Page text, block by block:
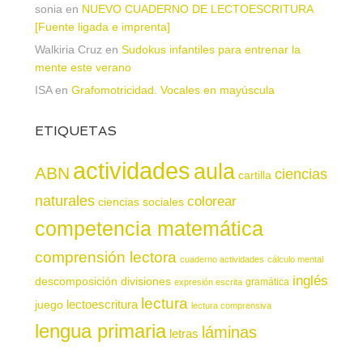
sonia en NUEVO CUADERNO DE LECTOESCRITURA
[Fuente ligada e imprenta]
Walkiria Cruz en Sudokus infantiles para entrenar la
mente este verano
ISAen Grafomotricidad. Vocales en mayúscula
ETIQUETAS
ABN actividadesaula cartilla ciencias
naturales ciencias sociales colorear
competencia matemática
comprensión lectora cuaderno actividades cálculo mental
descomposición divisiones expresión escrita gramática inglés
juego lectoescritura lectura lectura comprensiva
lengua primaria letras láminas